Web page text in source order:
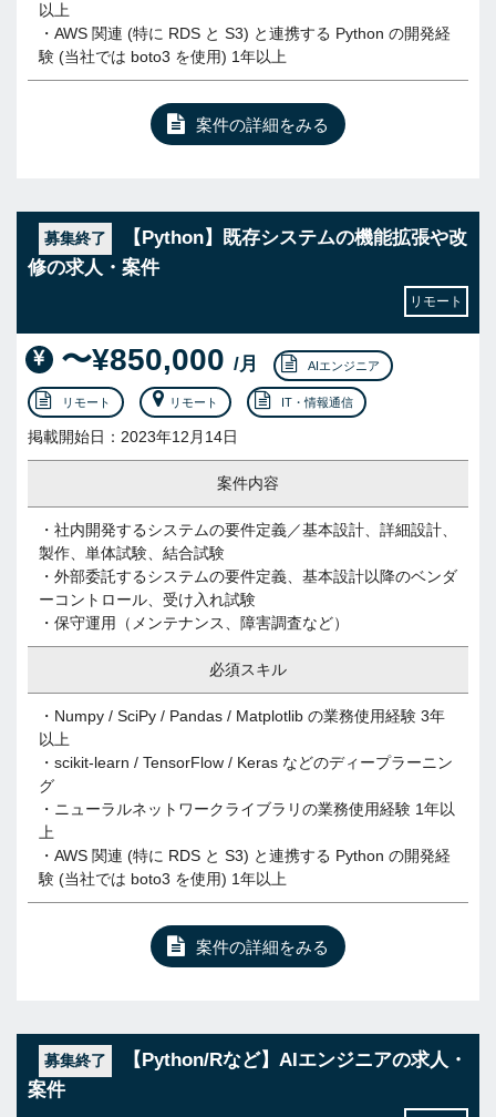
以上
・AWS 関連 (特に RDS と S3) と連携する Python の開発経
験 (当社では boto3 を使用) 1年以上
案件の詳細をみる
募集終了
【Python】既存システムの機能拡張や改
修の求人・案件
リモート
〜¥850,000 /月 AIエンジニア
リモート リモート IT・情報通信
掲載開始日：2023年12月14日
案件内容
・社内開発するシステムの要件定義／基本設計、詳細設計、
製作、単体試験、結合試験
・外部委託するシステムの要件定義、基本設計以降のベンダ
ーコントロール、受け入れ試験
・保守運用（メンテナンス、障害調査など）
必須スキル
・Numpy / SciPy / Pandas / Matplotlib の業務使用経験 3年
以上
・scikit-learn / TensorFlow / Keras などのディープラーニン
グ
・ニューラルネットワークライブラリの業務使用経験 1年以
上
・AWS 関連 (特に RDS と S3) と連携する Python の開発経
験 (当社では boto3 を使用) 1年以上
案件の詳細をみる
募集終了
【Python/Rなど】AIエンジニアの求人・
案件